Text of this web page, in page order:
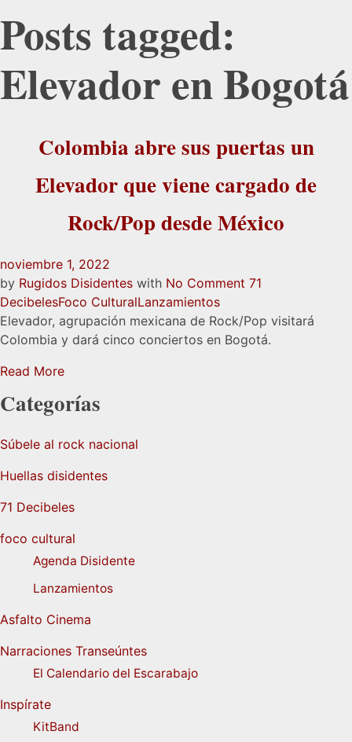
Posts tagged:
Elevador en Bogotá
Colombia abre sus puertas un
Elevador que viene cargado de
Rock/Pop desde México
noviembre 1, 2022
by Rugidos Disidentes with No Comment 71
DecibelesFoco CulturalLanzamientos
Elevador, agrupación mexicana de Rock/Pop visitará
Colombia y dará cinco conciertos en Bogotá.
Read More
Categorías
Súbele al rock nacional
Huellas disidentes
71 Decibeles
foco cultural
Agenda Disidente
Lanzamientos
Asfalto Cinema
Narraciones Transeúntes
El Calendario del Escarabajo
Inspírate
KitBand